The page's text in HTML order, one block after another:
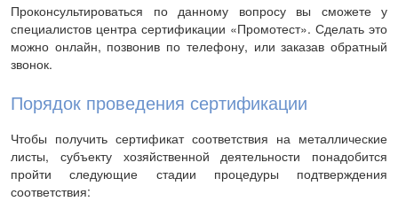
Проконсультироваться по данному вопросу вы сможете у
специалистов центра сертификации «Промотест». Сделать это
можно онлайн, позвонив по телефону, или заказав обратный
звонок.
Порядок проведения сертификации
Чтобы получить сертификат соответствия на металлические
листы, субъекту хозяйственной деятельности понадобится
пройти следующие стадии процедуры подтверждения
соответствия: